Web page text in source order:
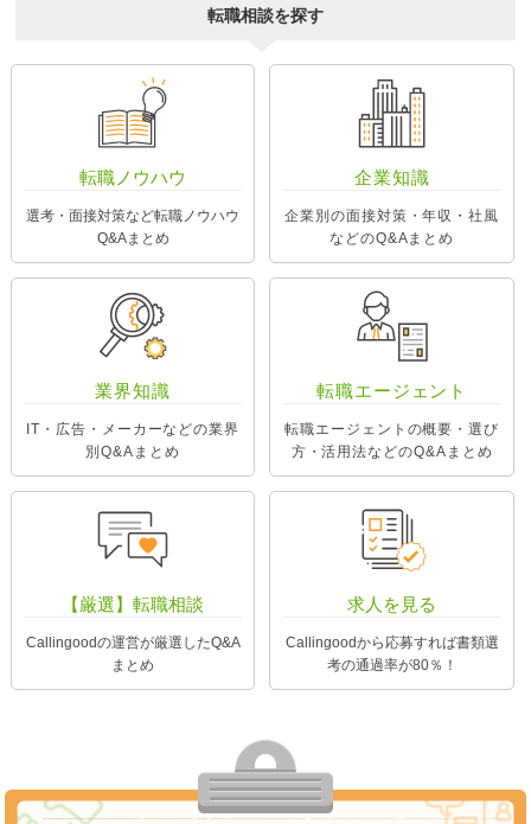
転職相談を探す
転職ノウハウ
選考・面接対策など転職ノウハウ
Q&Aまとめ
企業知識
企業別の面接対策・年収・社風
などのQ&Aまとめ
業界知識
IT・広告・メーカーなどの業界
別Q&Aまとめ
転職エージェント
転職エージェントの概要・選び
方・活用法などのQ&Aまとめ
【厳選】転職相談
Callingoodの運営が厳選したQ&A
まとめ
求人を見る
Callingoodから応募すれば書類選
考の通過率が80％！